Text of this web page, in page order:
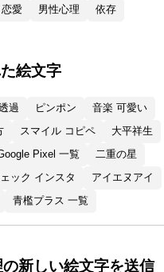
恋愛 男性心理 依存
絵文字
景 透過 ピンポン
音楽 可愛い
スマイル コピペ
大平祥生
Google Pixel 一覧
二重の星
チェック インスタ
アイエヌアイ
青檻プラス 一覧
新しい絵文字を送信